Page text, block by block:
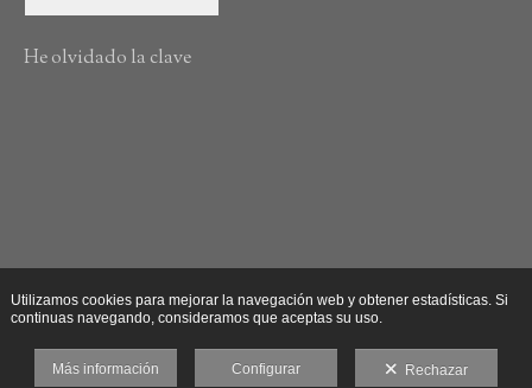
He olvidado la clave
Utilizamos cookies para mejorar la navegación web y obtener estadísticas. Si
continuas navegando, consideramos que aceptas su uso.
Más información Configurar Rechazar